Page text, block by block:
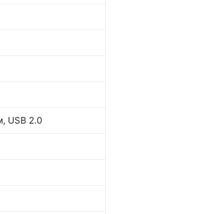
USB 2.0